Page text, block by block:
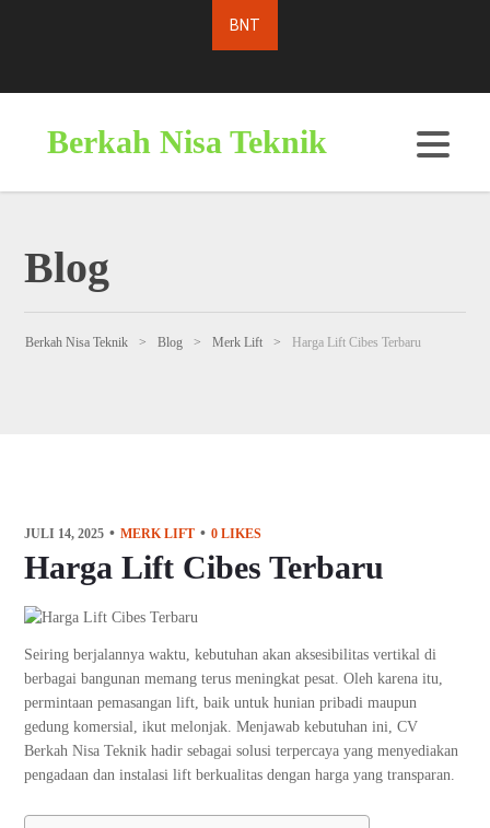
Berkah Nisa Teknik
Blog
Berkah Nisa Teknik > Blog > Merk Lift > Harga Lift Cibes Terbaru
JULI 14, 2025 MERK LIFT 0 LIKES
Harga Lift Cibes Terbaru
Seiring berjalannya waktu, kebutuhan akan aksesibilitas vertikal di
berbagai bangunan memang terus meningkat pesat. Oleh karena itu,
permintaan pemasangan lift, baik untuk hunian pribadi maupun
gedung komersial, ikut melonjak. Menjawab kebutuhan ini, CV
Berkah Nisa Teknik hadir sebagai solusi terpercaya yang menyediakan
pengadaan dan instalasi lift berkualitas dengan harga yang transparan.